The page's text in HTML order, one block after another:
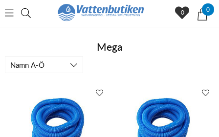
0
0
Mega
Namn A-Ö